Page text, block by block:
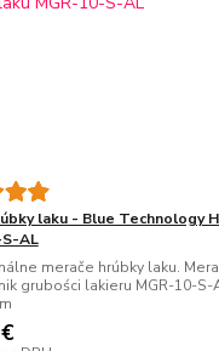
laku - Blue Technology
AL
merače hrúbky laku.
grubości lakieru MGR-10-S-